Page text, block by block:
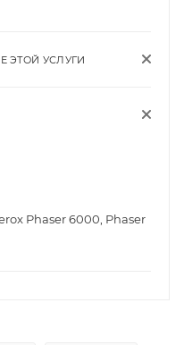
ЭТОЙ УСЛУГИ
Phaser 6000, Phaser